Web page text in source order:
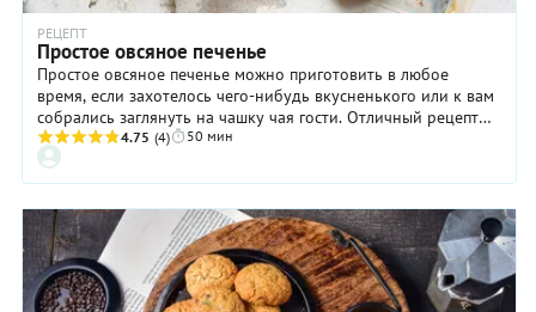
РЕЦЕПТ
Простое овсяное печенье
Простое овсяное печенье можно приготовить в любое
время, если захотелось чего-нибудь вкусненького или к вам
собрались заглянуть на чашку чая гости. Отличный рецепт
такого лакомства вы найдете ниже! Готовится это домашнее
печенье с овсяными хлопьями — обычными типа
«геркулеса», а не с теми, которые заваривают кипятком в
тарелке. На весь процесс с учетом выпекания уйдет не более
часа, однако следует иметь в виду время охлаждения теста
(плюс еще 60 минут). И все же, согласитесь, это не слишком
долго, так что, проверить в деле рецепт простого овсяного
печенья точно стоит.
4.75 (4) 50 мин